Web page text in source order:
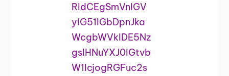
RldCEgSmVnIGV
yIG51IGbDpnJka
WcgbWVkIDE5Nz
gsIHNuYXJ0IGtvb
W1lcjogRGFuc2s